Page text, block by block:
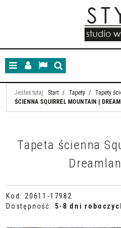
MenuPanelLangSzukaj
Jesteś tutaj: Start / Tapety / Tapety
ŚCIENNA SQUIRREL MOUNTAIN |
Tapeta ścienna
Kod : 20611-17982
Dostępność: 5-8 dni